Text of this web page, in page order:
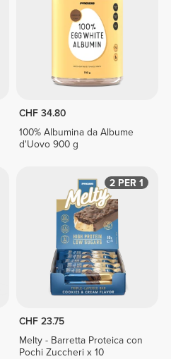
CHF 34.80
100% Albumina da Albume
d'Uovo 900 g
2 PER 1
CHF 23.75
Melty - Barretta Proteica con
Pochi Zuccheri x 10